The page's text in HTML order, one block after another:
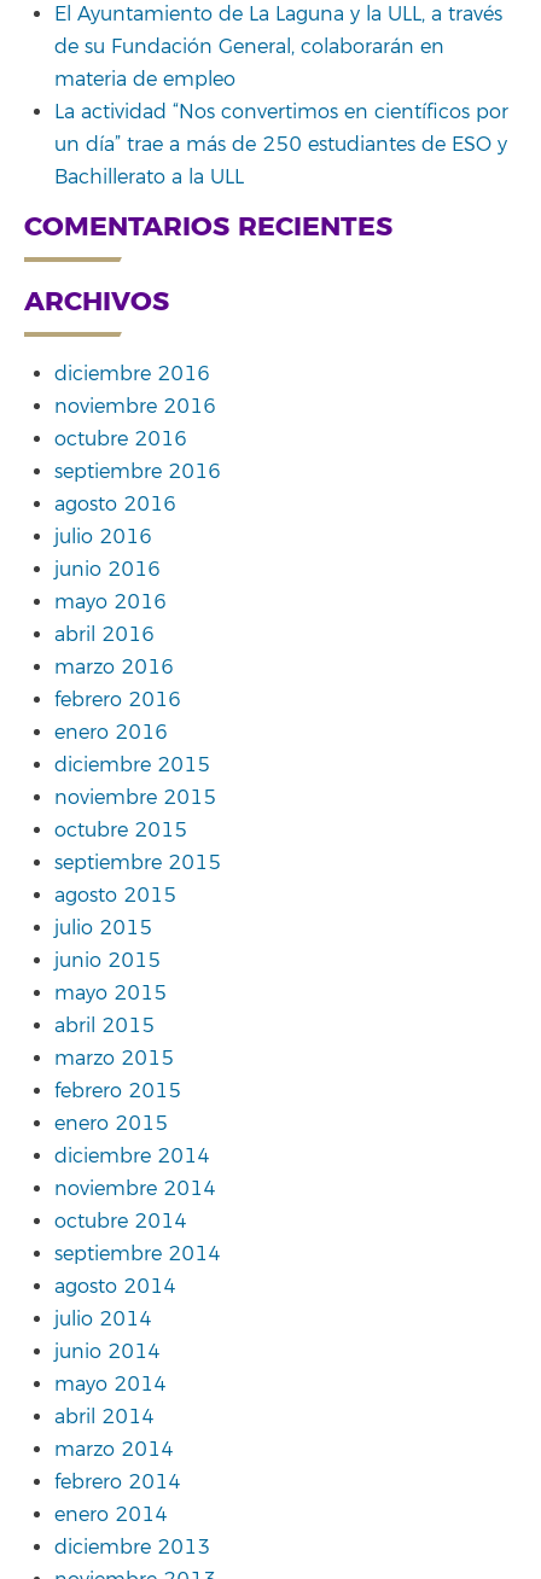
El Ayuntamiento de La Laguna y la ULL, a través
de su Fundación General, colaborarán en
materia de empleo
La actividad “Nos convertimos en científicos por
un día” trae a más de 250 estudiantes de ESO y
Bachillerato a la ULL
COMENTARIOS RECIENTES
ARCHIVOS
diciembre 2016
noviembre 2016
octubre 2016
septiembre 2016
agosto 2016
julio 2016
junio 2016
mayo 2016
abril 2016
marzo 2016
febrero 2016
enero 2016
diciembre 2015
noviembre 2015
octubre 2015
septiembre 2015
agosto 2015
julio 2015
junio 2015
mayo 2015
abril 2015
marzo 2015
febrero 2015
enero 2015
diciembre 2014
noviembre 2014
octubre 2014
septiembre 2014
agosto 2014
julio 2014
junio 2014
mayo 2014
abril 2014
marzo 2014
febrero 2014
enero 2014
diciembre 2013